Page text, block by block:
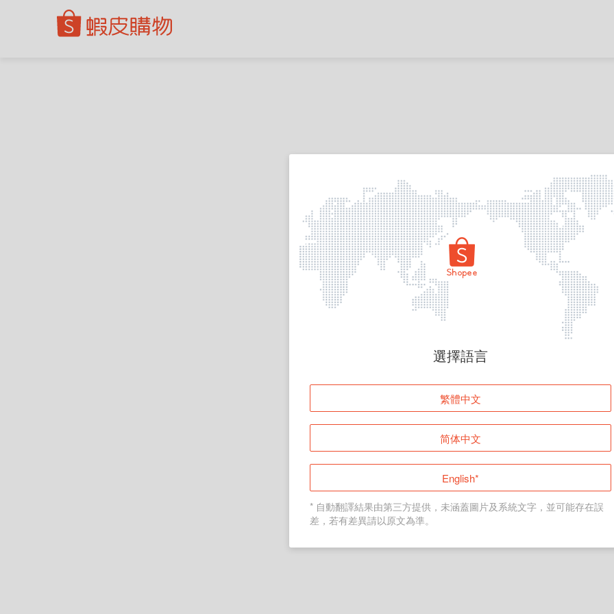
頁面無法顯示
登入
返回首頁
選擇語言
繁體中文
简体中文
English*
* 自動翻譯結果由第三方提供，未涵蓋圖片及系統文字，並可能存在誤
差，若有差異請以原文為準。